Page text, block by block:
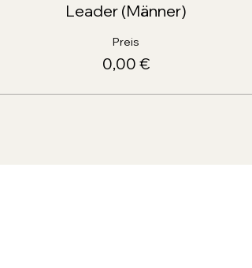
Leader (Männer)
Preis
0,00 €